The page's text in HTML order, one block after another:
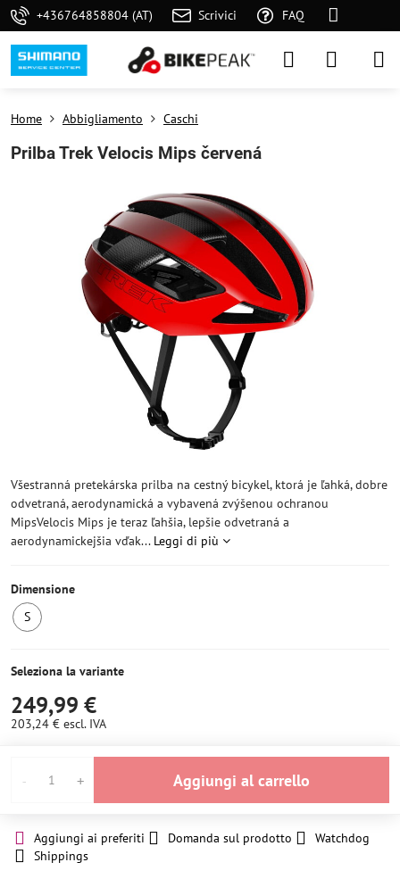
+436764858804 (AT) Scrivici FAQ
Home Abbigliamento Caschi
Prilba Trek Velocis Mips červená
Všestranná pretekárska prilba na cestný bicykel, ktorá je ľahká, dobre
odvetraná, aerodynamická a vybavená zvýšenou ochranou
MipsVelocis Mips je teraz ľahšia, lepšie odvetraná a
aerodynamickejšia vďak... Leggi di più
Dimensione
S
Seleziona la variante
249,99 €
203,24 € escl. IVA
Aggiungi al carrello
Aggiungi ai preferiti Domanda sul prodotto
Watchdog
Shippings